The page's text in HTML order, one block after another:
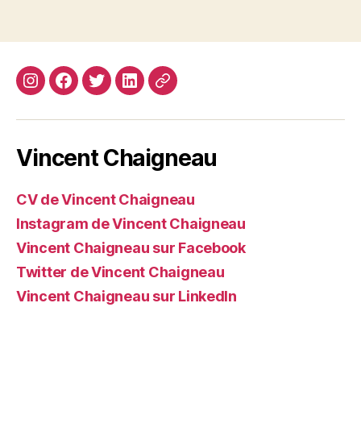
InstagramFacebook
TwitterLinkedin
Site
Vincent Chaigneau
CV de Vincent Chaigneau
Instagram de Vincent Chaigneau
Vincent Chaigneau sur Facebook
Twitter de Vincent Chaigneau
Vincent Chaigneau sur LinkedIn